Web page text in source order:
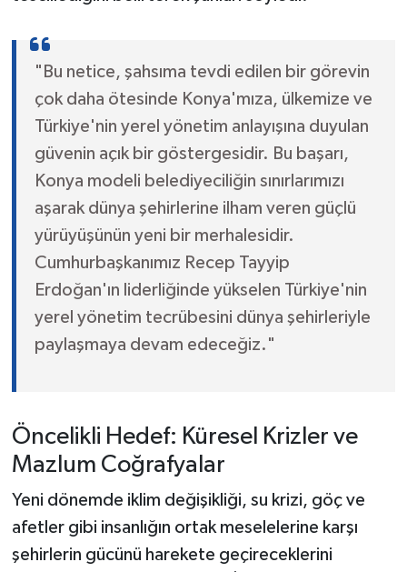
"Bu netice, şahsıma tevdi edilen bir görevin
çok daha ötesinde Konya'mıza, ülkemize ve
Türkiye'nin yerel yönetim anlayışına duyulan
güvenin açık bir göstergesidir. Bu başarı,
Konya modeli belediyeciliğin sınırlarımızı
aşarak dünya şehirlerine ilham veren güçlü
yürüyüşünün yeni bir merhalesidir.
Cumhurbaşkanımız Recep Tayyip
Erdoğan'ın liderliğinde yükselen Türkiye'nin
yerel yönetim tecrübesini dünya şehirleriyle
paylaşmaya devam edeceğiz."
Öncelikli Hedef: Küresel Krizler ve
Mazlum Coğrafyalar
Yeni dönemde iklim değişikliği, su krizi, göç ve
afetler gibi insanlığın ortak meselelerine karşı
şehirlerin gücünü harekete geçireceklerini